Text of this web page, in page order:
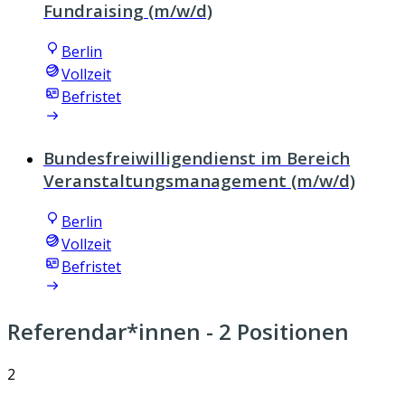
Fundraising (m/w/d)
Berlin
Vollzeit
Befristet
Bundesfreiwilligendienst im Bereich
Veranstaltungsmanagement (m/w/d)
Berlin
Vollzeit
Befristet
Referendar*innen - 2 Positionen
2